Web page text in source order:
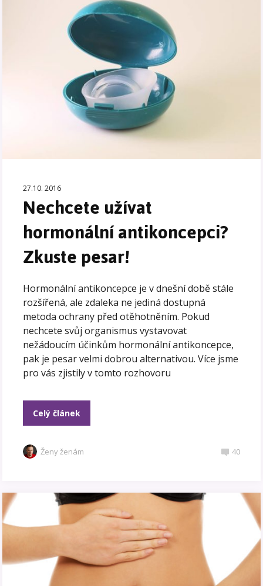
27.10. 2016
Nechcete užívat
hormonální antikoncepci?
Zkuste pesar!
Hormonální antikoncepce je v dnešní době stále
rozšířená, ale zdaleka ne jediná dostupná
metoda ochrany před otěhotněním. Pokud
nechcete svůj organismus vystavovat
nežádoucím účinkům hormonální antikoncepce,
pak je pesar velmi dobrou alternativou. Více jsme
pro vás zjistily v tomto rozhovoru
Celý článek
Ženy ženám 40